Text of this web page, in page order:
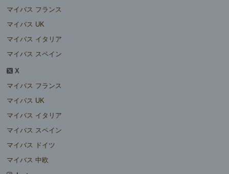
マイバス フランス
マイバス UK
マイバス イタリア
マイバス スペイン
X
マイバス フランス
マイバス UK
マイバス イタリア
マイバス スペイン
マイバス ドイツ
マイバス 中欧